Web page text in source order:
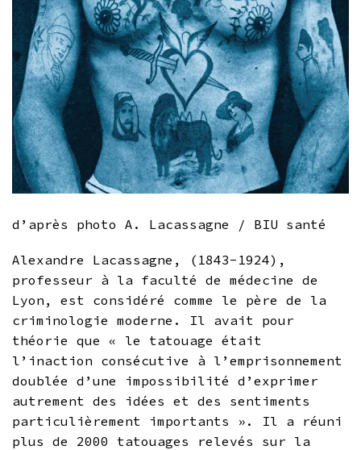
d’après photo A. Lacassagne / BIU santé
Alexandre Lacassagne, (1843-1924),
professeur à la faculté de médecine de
Lyon, est considéré comme le père de la
criminologie moderne. Il avait pour
théorie que « le tatouage était
l’inaction consécutive à l’emprisonnement
doublée d’une impossibilité d’exprimer
autrement des idées et des sentiments
particulièrement importants ». Il a réuni
plus de 2000 tatouages relevés sur la